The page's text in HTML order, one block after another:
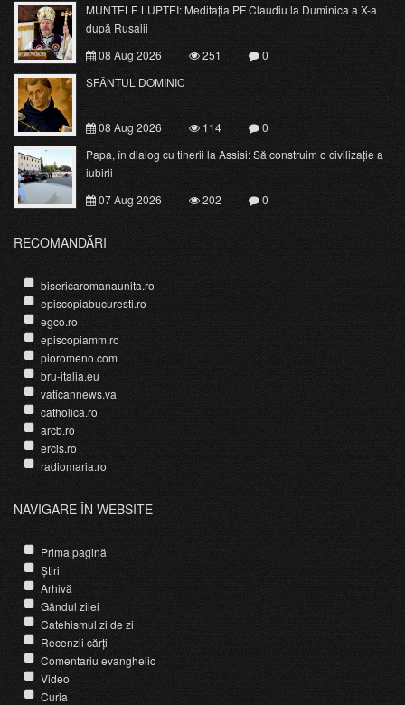
MUNTELE LUPTEI: Meditația PF Claudiu la Duminica a X-a
după Rusalii
08 Aug 2026
251
0
SFÂNTUL DOMINIC
08 Aug 2026 114
0
Papa, în dialog cu tinerii la Assisi: Să construim o civilizație a
iubirii
07 Aug 2026
202 0
RECOMANDĂRI
bisericaromanaunita.ro
episcopiabucuresti.ro
egco.ro
episcopiamm.ro
pioromeno.com
bru-italia.eu
vaticannews.va
catholica.ro
arcb.ro
ercis.ro
radiomaria.ro
NAVIGARE ÎN WEBSITE
Prima pagină
Știri
Arhivă
Gândul zilei
Catehismul zi de zi
Recenzii cărți
Comentariu evanghelic
Video
Curia